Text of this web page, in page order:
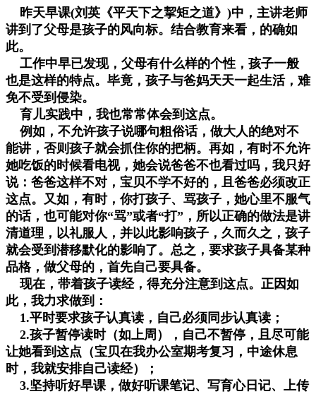
昨天早课(刘英《平天下之挈矩之道》)中，主讲老师
讲到了父母是孩子的风向标。结合教育来看，的确如
此。
工作中早已发现，父母有什么样的个性，孩子一般
也是这样的特点。毕竟，孩子与爸妈天天一起生活，难
免不受到侵染。
育儿实践中，我也常常体会到这点。
例如，不允许孩子说哪句粗俗话，做大人的绝对不
能讲，否则孩子就会抓住你的把柄。再如，有时不允许
她吃饭的时候看电视，她会说爸爸不也看过吗，我只好
说：爸爸这样不对，宝贝不学不好的，且爸爸必须改正
这点。又如，有时，你打孩子、骂孩子，她心里不服气
的话，也可能对你“骂”或者“打”，所以正确的做法是讲
清道理，以礼服人，并以此影响孩子，久而久之，孩子
就会受到潜移默化的影响了。总之，要求孩子具备某种
品格，做父母的，首先自己要具备。
现在，带着孩子读经，得充分注意到这点。正因如
此，我力求做到：
1.平时要求孩子认真读，自己必须同步认真读；
2.孩子暂停读时（如上周），自己不暂停，且尽可能
让她看到这点（宝贝在我办公室期考复习，中途休息
时，我就安排自己读经）；
3.坚持听好早课，做好听课笔记、写育心日记、上传